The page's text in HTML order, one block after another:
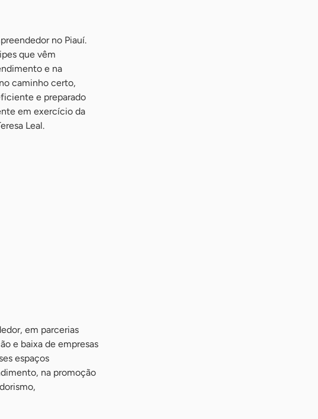
no Piauí.
que vêm
e na
caminho certo,
e preparado
em exercício da
Leal.
em parcerias
e baixa de empresas
espaços
na promoção